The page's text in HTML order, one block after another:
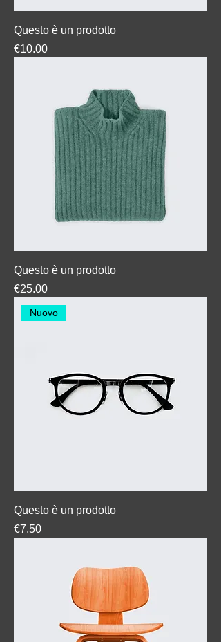
Questo è un prodotto
Price
€10.00
Questo è un prodotto
Price
€25.00
Nuovo
Questo è un prodotto
Price
€7.50